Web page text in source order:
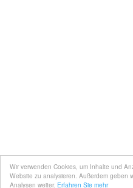
Wir verwenden Cookies, um Inhalte und
Website zu analysieren. Außerdem geben
Analysen weiter. Erfahren Sie mehr